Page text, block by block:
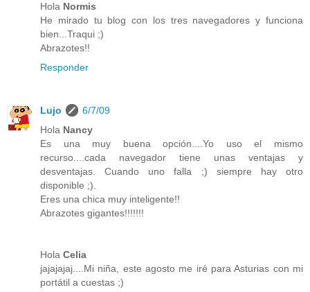
Hola Normis
He mirado tu blog con los tres navegadores y funciona
bien...Traqui ;)
Abrazotes!!
Responder
Lujo
6/7/09
Hola Nancy
Es una muy buena opción....Yo uso el mismo
recurso....cada navegador tiene unas ventajas y
desventajas. Cuando uno falla ;) siempre hay otro
disponible ;).
Eres una chica muy inteligente!!
Abrazotes gigantes!!!!!!!
Hola Celia
jajajajaj....Mi niña, este agosto me iré para Asturias con mi
portátil a cuestas ;)